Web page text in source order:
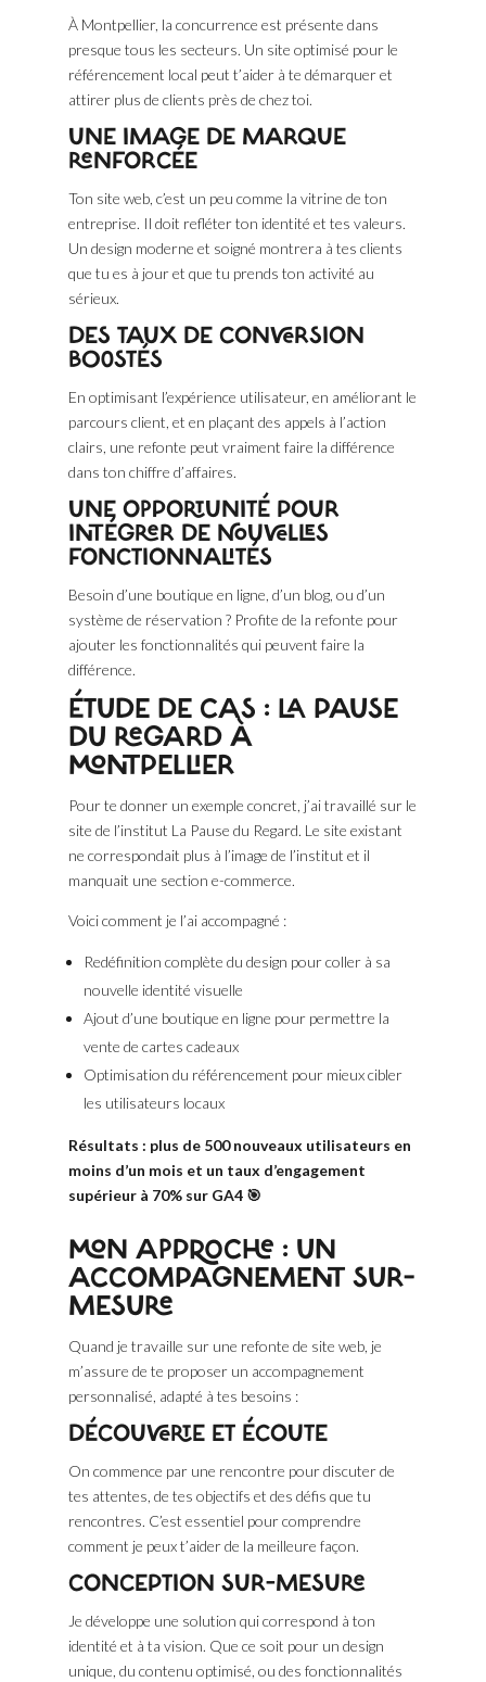
À Montpellier, la concurrence est présente dans
presque tous les secteurs. Un site optimisé pour le
référencement local peut t’aider à te démarquer et
attirer plus de clients près de chez toi.
UNE IMAGE DE MARQUE
RENFORCÉE
Ton site web, c’est un peu comme la vitrine de ton
entreprise. Il doit refléter ton identité et tes valeurs.
Un design moderne et soigné montrera à tes clients
que tu es à jour et que tu prends ton activité au
sérieux.
DES TAUX DE CONVERSION
BOOSTÉS
En optimisant l’expérience utilisateur, en améliorant le
parcours client, et en plaçant des appels à l’action
clairs, une refonte peut vraiment faire la différence
dans ton chiffre d’affaires.
UNE OPPORTUNITÉ POUR
INTÉGRER DE NOUVELLES
FONCTIONNALITÉS
Besoin d’une boutique en ligne, d’un blog, ou d’un
système de réservation ? Profite de la refonte pour
ajouter les fonctionnalités qui peuvent faire la
différence.
ÉTUDE DE CAS : LA PAUSE
DU REGARD À
MONTPELLIER
Pour te donner un exemple concret, j’ai travaillé sur le
site de l’institut La Pause du Regard. Le site existant
ne correspondait plus à l’image de l’institut et il
manquait une section e-commerce.
Voici comment je l’ai accompagné :
Redéfinition complète du design pour coller à sa
nouvelle identité visuelle
Ajout d’une boutique en ligne pour permettre la
vente de cartes cadeaux
Optimisation du référencement pour mieux cibler
les utilisateurs locaux
Résultats : plus de 500 nouveaux utilisateurs en
moins d’un mois et un taux d’engagement
supérieur à 70% sur GA4 🎯
MON APPROCHE : UN
ACCOMPAGNEMENT SUR-
MESURE
Quand je travaille sur une refonte de site web, je
m’assure de te proposer un accompagnement
personnalisé, adapté à tes besoins :
DÉCOUVERTE ET ÉCOUTE
On commence par une rencontre pour discuter de
tes attentes, de tes objectifs et des défis que tu
rencontres. C’est essentiel pour comprendre
comment je peux t’aider de la meilleure façon.
CONCEPTION SUR-MESURE
Je développe une solution qui correspond à ton
identité et à ta vision. Que ce soit pour un design
unique, du contenu optimisé, ou des fonctionnalités